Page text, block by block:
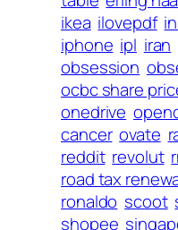
ikea ilovepdf
iphone ipl iran
obsession
ocbc share
onedrive
cancer ovate
reddit revolut
road tax
ronaldo scoot
shopee